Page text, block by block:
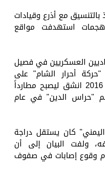
بالتنسيق مع أذرع وقيادات
هجمات استهدفت مواقع
العسكريين في فصيل
أحرار الشام" على
الفصيل في أكتوبر من العام 2016 انشق ليصبح مطارداً
"حراس الدين" في عام
كان يستقل دراجة
ولفت البيان إلى أن
وقوع إصابات في صفوف